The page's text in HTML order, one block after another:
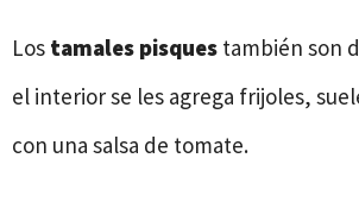
Los tamales pisques también son
el interior se les agrega frijoles,
con una salsa de tomate.